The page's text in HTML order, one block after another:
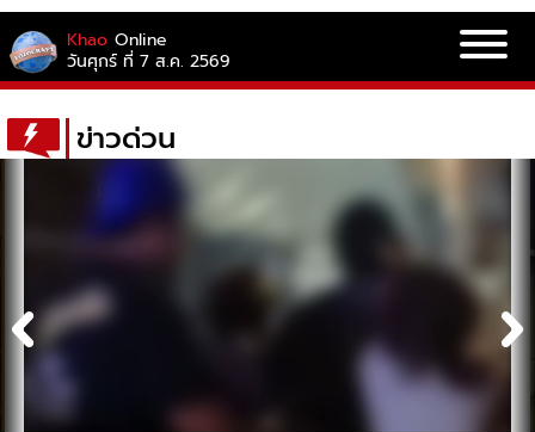
Khao Online
วันศุกร์ ที่ 7 ส.ค. 2569
ข่าวด่วน